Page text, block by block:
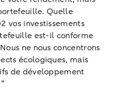
Quelle
vos investissements
est-il conforme
ne nous concentrons
écologiques, mais
de développement